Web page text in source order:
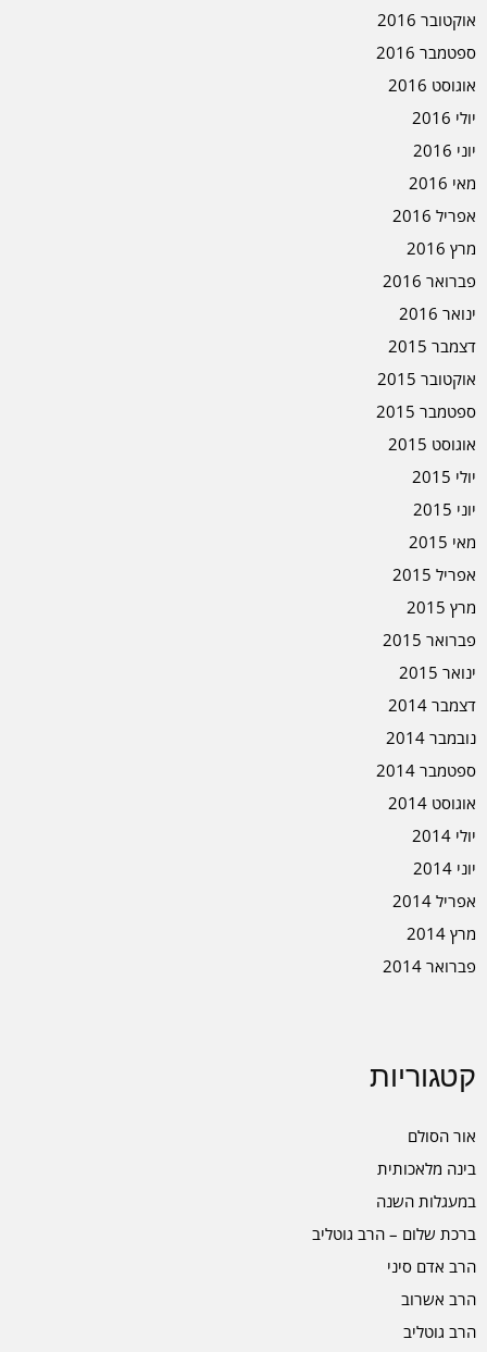
אוקטובר 2016
ספטמבר 2016
אוגוסט 2016
יולי 2016
יוני 2016
מאי 2016
אפריל 2016
מרץ 2016
פברואר 2016
ינואר 2016
דצמבר 2015
אוקטובר 2015
ספטמבר 2015
אוגוסט 2015
יולי 2015
יוני 2015
מאי 2015
אפריל 2015
מרץ 2015
פברואר 2015
ינואר 2015
דצמבר 2014
נובמבר 2014
ספטמבר 2014
אוגוסט 2014
יולי 2014
יוני 2014
אפריל 2014
מרץ 2014
פברואר 2014
קטגוריות
אור הסולם
בינה מלאכותית
במעגלות השנה
ברכת שלום – הרב גוטליב
הרב אדם סיני
הרב אשרוב
הרב גוטליב